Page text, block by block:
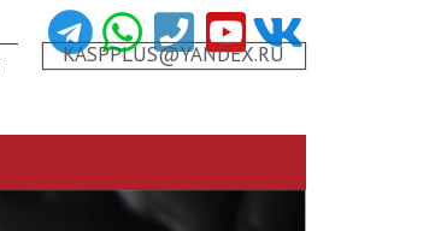
KASPPLUS@YANDEX.RU